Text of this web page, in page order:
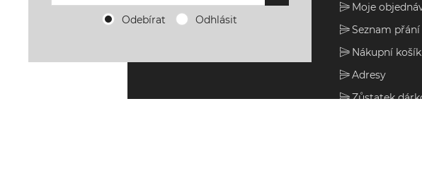
Odebírat Odhlásit
Moje
Seznam přání
Nákupní košík
Adresy
Zůstatek